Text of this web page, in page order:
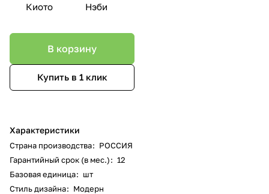
Киото Нэби
В корзину
Купить в 1 клик
Характеристики
Страна производства: РОССИЯ
Гарантийный срок (в мес.): 12
Базовая единица: шт
Стиль дизайна: Модерн